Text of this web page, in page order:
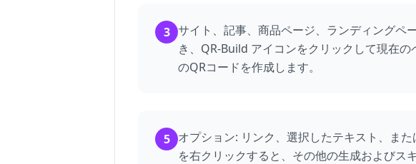
3 サイト、記事、商品ページ、ランディングペ
き、QR-Build アイコンをクリックして現在の
のQRコードを作成します。
5 オプション: リンク、選択したテキスト、また
を右クリックすると、その他の生成およびス